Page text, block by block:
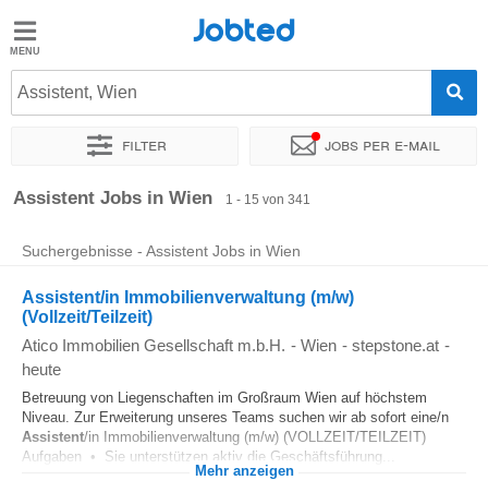
Jobted
Jobs
Jobted
Assistent, Wien
Filter Jobs per e-mail
Sortieren nach Genauer Standort Unternehmen
Assistent Jobs in Wien 1 - 15 von 341
Suchergebnisse - Assistent Jobs in Wien
Assistent/in Immobilienverwaltung (m/w)
(Vollzeit/Teilzeit)
Atico Immobilien Gesellschaft m.b.H. - Wien - stepstone.at -
heute
Betreuung von Liegenschaften im Großraum Wien auf höchstem
Niveau. Zur Erweiterung unseres Teams suchen wir ab sofort eine/n
Assistent/in Immobilienverwaltung (m/w) (VOLLZEIT/TEILZEIT)
Aufgaben • Sie unterstützen aktiv die Geschäftsführung...
Mehr anzeigen